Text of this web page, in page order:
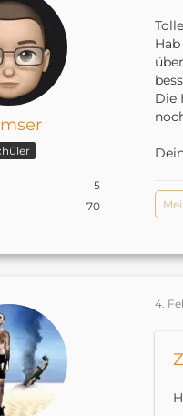
5
70
Die
4.